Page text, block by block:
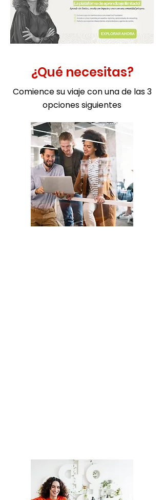
¿Qué necesitas?
Comience su viaje con una de las 3
opciones siguientes